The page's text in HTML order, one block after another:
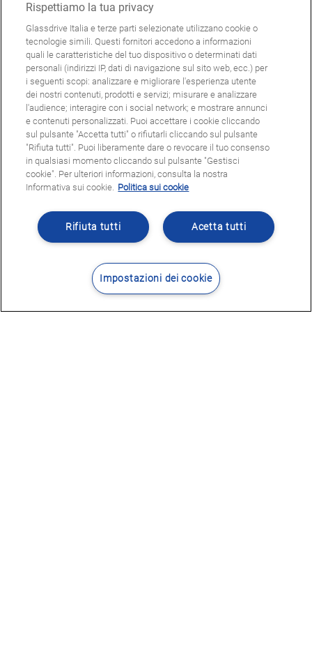
Rispettiamo la tua privacy
Glassdrive Italia e terze parti selezionate utilizzano cookie o
tecnologie simili. Questi fornitori accedono a informazioni
quali le caratteristiche del tuo dispositivo o determinati dati
personali (indirizzi IP, dati di navigazione sul sito web, ecc.) per
i seguenti scopi: analizzare e migliorare l'esperienza utente
dei nostri contenuti, prodotti e servizi; misurare e analizzare
l'audience; interagire con i social network; e mostrare annunci
e contenuti personalizzati. Puoi accettare i cookie cliccando
sul pulsante "Accetta tutti" o rifiutarli cliccando sul pulsante
"Rifiuta tutti". Puoi liberamente dare o revocare il tuo consenso
in qualsiasi momento cliccando sul pulsante "Gestisci
cookie". Per ulteriori informazioni, consulta la nostra
Informativa sui cookie. Politica sui cookie
Acetta tutti
Rifiuta tutti
Impostazioni dei cookie